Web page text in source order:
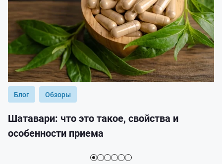
Блог Обзоры
Шатавари: что это такое, свойства и
особенности приема